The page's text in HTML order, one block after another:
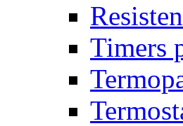
Timers